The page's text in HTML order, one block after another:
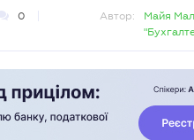
0 Автор:
Майя